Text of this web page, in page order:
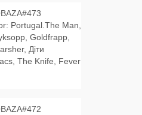
Portugal.The Man,
Goldfrapp,
Діти
The Knife, Fever